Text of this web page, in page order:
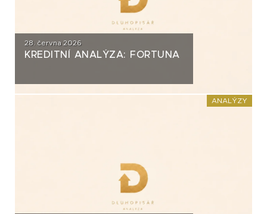
28. června 2026
KREDITNÍ ANALÝZA: FORTUNA
ANALÝZY